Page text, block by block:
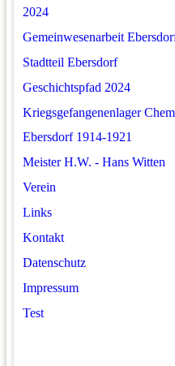
2024
Gemeinwesenarbeit
Stadtteil Ebersdorf
Geschichtspfad 2024
Kriegsgefangenenlager
Ebersdorf 1914-1921
Meister H.W. - Hans Witten
Verein
Links
Kontakt
Datenschutz
Impressum
Test